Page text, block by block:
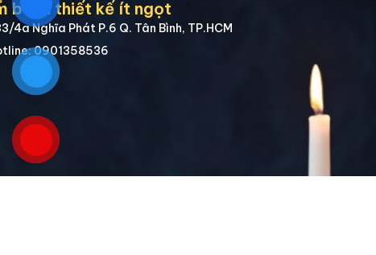
bánh thiết kế ít ngọt
4a Nghĩa Phát P.6 Q. Tân Bình, TP.HCM
0901358536